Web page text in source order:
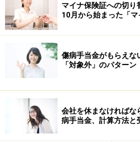
・最初の3日間を含め、4日以上続
こと
・休んでいる間に会社から給与が
支給されるのは、通算で最長1年6カ
ただし、健康保険に加入している
めの制度なので、扶養されている
象外です。
マイナ保険証への切
10月から始まった「マ
傷病手当金がもらえな
「対象外」のパターン
会社を休まなければな
病手当金、計算方法と